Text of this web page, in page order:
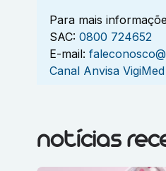
Para mais
SAC: 0800 724652
E-mail:
Canal Anvisa VigiMed
notícias